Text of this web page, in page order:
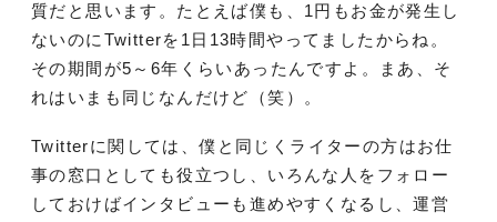
質だと思います。たとえば僕も、1円もお金が発生し
ないのにTwitterを1日13時間やってましたからね。
その期間が5～6年くらいあったんですよ。まあ、そ
れはいまも同じなんだけど（笑）。
Twitterに関しては、僕と同じくライターの方はお仕
事の窓口としても役立つし、いろんな人をフォロー
しておけばインタビューも進めやすくなるし、運営